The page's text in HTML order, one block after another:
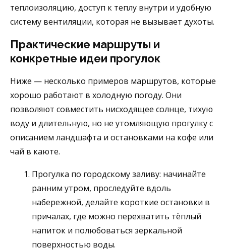
теплоизоляцию, доступ к теплу внутри и удобную
систему вентиляции, которая не вызывает духоты.
Практические маршруты и
конкретные идеи прогулок
Ниже — несколько примеров маршрутов, которые
хорошо работают в холодную погоду. Они
позволяют совместить нисходящее солнце, тихую
воду и длительную, но не утомляющую прогулку с
описанием ландшафта и остановками на кофе или
чай в каюте.
Прогулка по городскому заливу: начинайте
ранним утром, проследуйте вдоль
набережной, делайте короткие остановки в
причалах, где можно перехватить тёплый
напиток и полюбоваться зеркальной
поверхностью воды.